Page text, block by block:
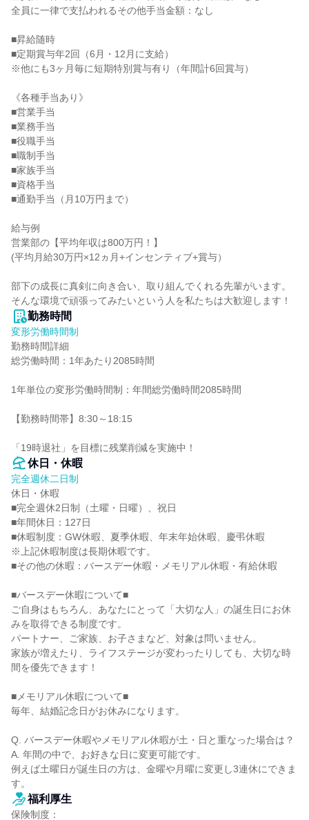
全員に一律で支払われるその他手当金額：なし
■昇給随時
■定期賞与年2回（6月・12月に支給）
※他にも3ヶ月毎に短期特別賞与有り（年間計6回賞与）
《各種手当あり》
■営業手当
■業務手当
■役職手当
■職制手当
■家族手当
■資格手当
■通勤手当（月10万円まで）
給与例
営業部の【平均年収は800万円！】
(平均月給30万円×12ヵ月+インセンティブ+賞与）
部下の成長に真剣に向き合い、取り組んでくれる先輩がいます。
そんな環境で頑張ってみたいという人を私たちは大歓迎します！
勤務時間
変形労働時間制
勤務時間詳細
総労働時間：1年あたり2085時間
1年単位の変形労働時間制：年間総労働時間2085時間
【勤務時間帯】8:30～18:15
「19時退社」を目標に残業削減を実施中！
休日・休暇
完全週休二日制
休日・休暇
■完全週休2日制（土曜・日曜）、祝日
■年間休日：127日
■休暇制度：GW休暇、夏季休暇、年末年始休暇、慶弔休暇
※上記休暇制度は長期休暇です。
■その他の休暇：バースデー休暇・メモリアル休暇・有給休暇
■バースデー休暇について■
ご自身はもちろん、あなたにとって「大切な人」の誕生日にお休
みを取得できる制度です。
パートナー、ご家族、お子さまなど、対象は問いません。
家族が増えたり、ライフステージが変わったりしても、大切な時
間を優先できます！
■メモリアル休暇について■
毎年、結婚記念日がお休みになります。
Q. バースデー休暇やメモリアル休暇が土・日と重なった場合は？
A. 年間の中で、お好きな日に変更可能です。
例えば土曜日が誕生日の方は、金曜や月曜に変更し3連休にできま
す。
福利厚生
保険制度：